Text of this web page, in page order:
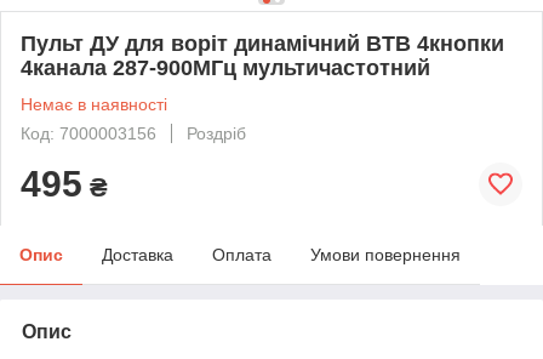
Пульт ДУ для воріт динамічний BTB 4кнопки
4канала 287-900МГц мультичастотний
Немає в наявності
Код: 7000003156
Роздріб
495 ₴
Опис Доставка Оплата Умови повернення
Опис